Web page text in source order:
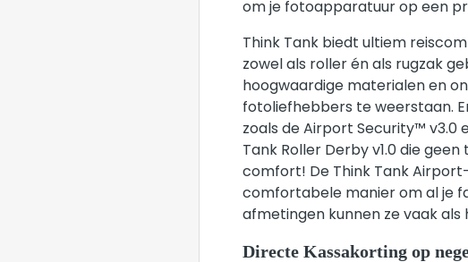
om je fotoapparatuur op een
Think Tank biedt ultiem
zowel als roller én als rugzak
hoogwaardige materialen en
fotoliefhebbers te weerstaan.
zoals de Airport Security™ v3.0
Tank Roller Derby v1.0 die
comfort! De Think Tank
comfortabele manier om al je
afmetingen kunnen ze vaak als
Directe Kassakorting op